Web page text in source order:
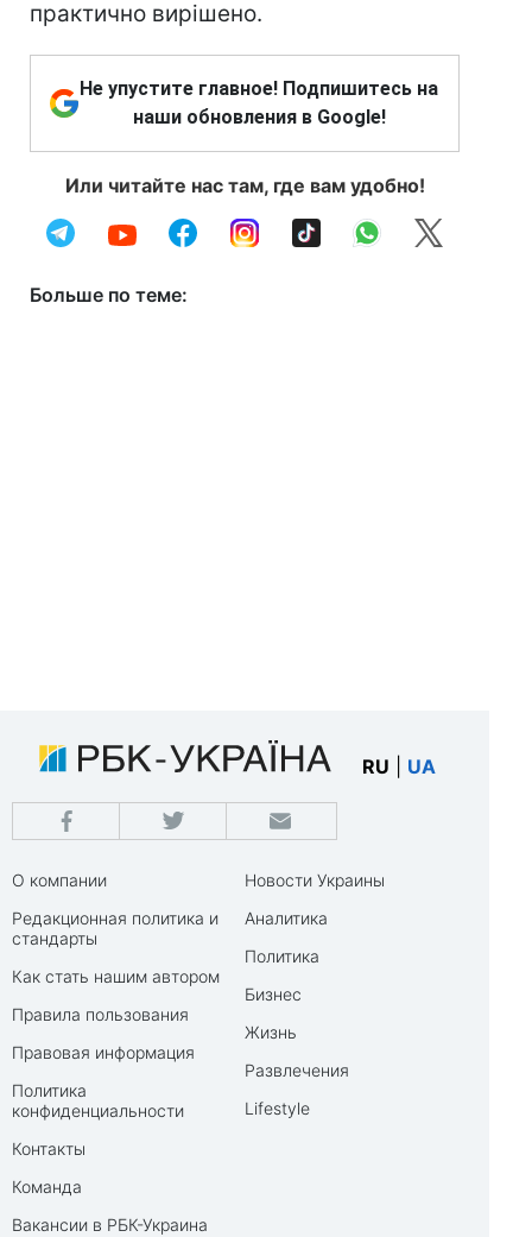
практично вирішено.
Не упустите главное! Подпишитесь на
наши обновления в Google!
Или читайте нас там, где вам удобно!
Больше по теме:
RU UA
О компании
Редакционная политика и
стандарты
Как стать нашим автором
Правила пользования
Правовая информация
Политика
конфиденциальности
Контакты
Команда
Вакансии в РБК-Украина
Новости Украины
Аналитика
Политика
Бизнес
Жизнь
Развлечения
Lifestyle